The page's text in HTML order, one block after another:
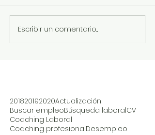
Escribir un comentario...
201820192020Actualización
Buscar empleoBúsqueda laboralCV
Coaching Laboral
Coaching profesionalDesempleo